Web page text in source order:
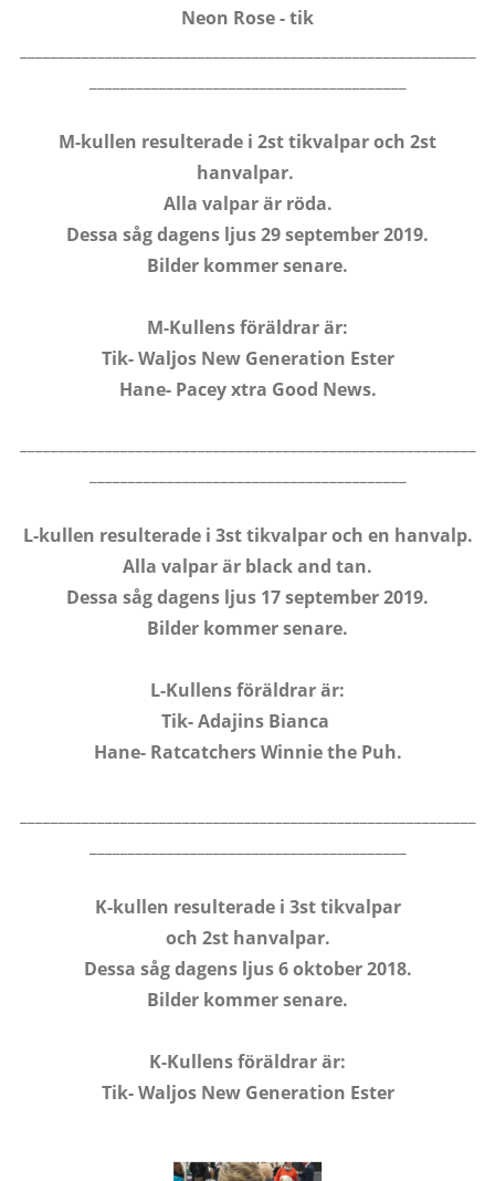
Neon Rose - tik
M-kullen resulterade i 2st tikvalpar och 2st
hanvalpar.
Alla valpar är röda.
Dessa såg dagens ljus 29 september 2019.
Bilder kommer senare.
M-Kullens föräldrar är:
Tik- Waljos New Generation Ester
Hane- Pacey xtra Good News.
L-kullen resulterade i 3st tikvalpar och en hanvalp.
Alla valpar är black and tan.
Dessa såg dagens ljus 17 september 2019.
Bilder kommer senare.
L-Kullens föräldrar är:
Tik- Adajins Bianca
Hane- Ratcatchers Winnie the Puh.
K-kullen resulterade i 3st tikvalpar
och 2st hanvalpar.
Dessa såg dagens ljus 6 oktober 2018.
Bilder kommer senare.
K-Kullens föräldrar är:
Tik- Waljos New Generation Ester